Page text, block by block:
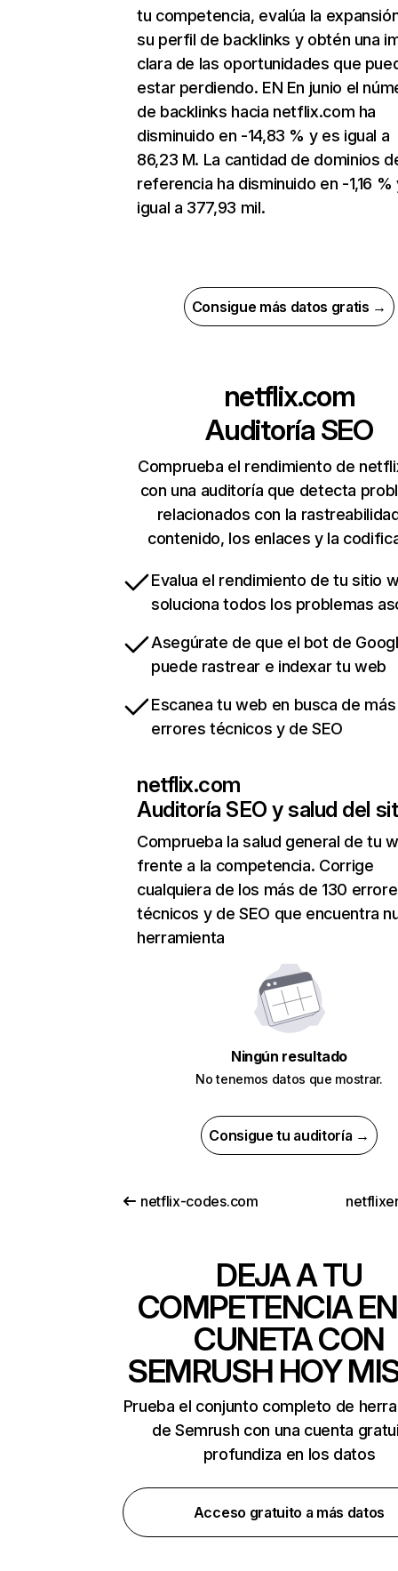
tu competencia, evalúa la
su perfil de backlinks y obtén una
clara de las oportunidades que
estar perdiendo. EN En junio el
de backlinks hacia netflix.com ha
disminuido en -14,83 % y es igual a
86,23 M. La cantidad de dominios
referencia ha disminuido en -1,16 %
igual a 377,93 mil.
Consigue más datos gratis →
netflix.com
Auditoría SEO
Comprueba el rendimiento de
con una auditoría que detecta
relacionados con la
contenido, los enlaces y la
Evalua el rendimiento de tu sitio
soluciona todos los problemas
Asegúrate de que el bot de
puede rastrear e indexar tu web
Escanea tu web en busca de
errores técnicos y de SEO
netflix.com
Auditoría SEO y salud del
Comprueba la salud general de tu
frente a la competencia. Corrige
cualquiera de los más de 130
técnicos y de SEO que encuentra
herramienta
Ningún resultado
No tenemos datos que mostrar.
Consigue tu auditoría →
netflix-codes.com
DEJA A TU
COMPETENCIA
CUNETA CON
SEMRUSH HOY
Prueba el conjunto completo de
de Semrush con una cuenta
profundiza en los datos
Acceso gratuito a más datos